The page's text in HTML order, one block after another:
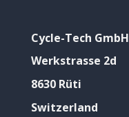
Cycle-Tech GmbH
Werkstrasse 2d
8630 Rüti
Switzerland